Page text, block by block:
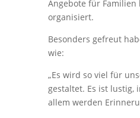
Angebote für
organisiert.
Besonders gefreut
wie:
„Es wird so viel für
gestaltet. Es ist lustig,
allem werden